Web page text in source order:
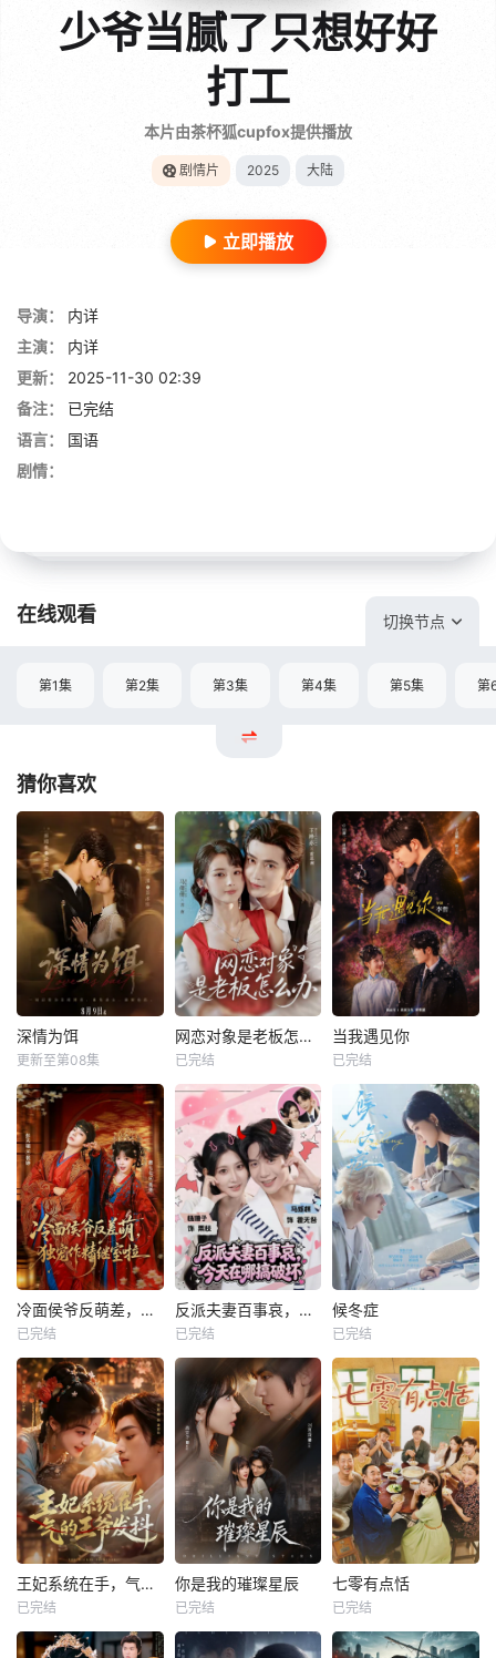
少爷当腻了只想好好
打工
本片由茶杯狐cupfox提供播放
剧情片 2025 大陆
立即播放
导演：
内详
主演：
内详
更新：
2025-11-30 02:39
备注：
已完结
语言：
国语
剧情：
在线观看 切换节点
第1集 第2集 第3集 第4集 第5集 第
猜你喜欢
深情为饵
更新至第08集
网恋对象是老板怎么办
已完结
当我遇见你
已完结
冷面侯爷反萌差，独宠作精继室啦
已完结
反派夫妻百事哀，今天在哪搞破坏
已完结
候冬症
已完结
王妃系统在手，气的王爷发抖
已完结
你是我的璀璨星辰
已完结
七零有点恬
已完结